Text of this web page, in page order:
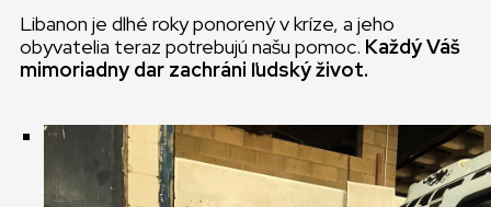
Libanon je dlhé roky ponorený v kríze, a jeho
obyvatelia teraz potrebujú našu pomoc. Každý Váš
mimoriadny dar zachráni ľudský život.